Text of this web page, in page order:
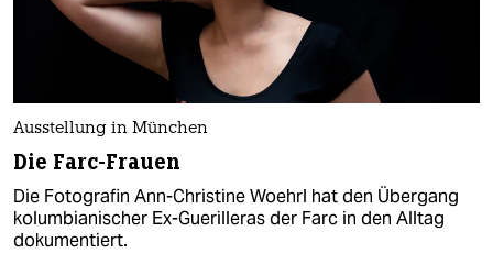
Ausstellung in München
Die Farc-Frauen
Die Fotografin Ann-Christine Woehrl hat den Übergang
kolumbianischer Ex-Guerilleras der Farc in den Alltag
dokumentiert.